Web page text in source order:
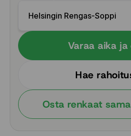
Helsingin Rengas-Soppi
Varaa aika
Hae
Osta renkaat